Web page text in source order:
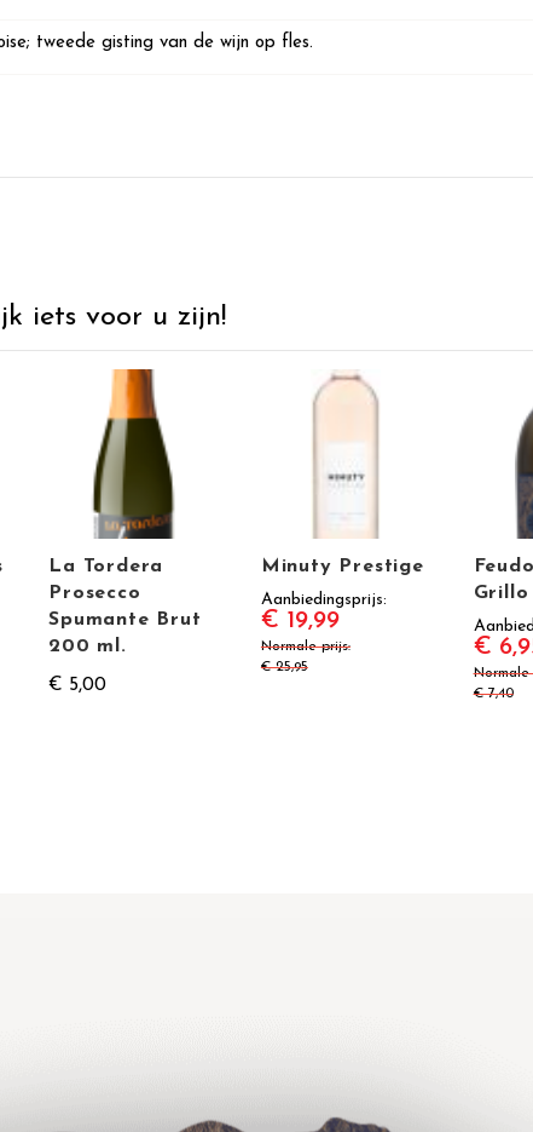
tweede gisting van de wijn op fles.
iets voor u zijn!
La Tordera
Prosecco
Spumante Brut
200 ml.
€ 5,00
Minuty Prestige
Aanbiedingsprijs
€ 19,99
Normale prijs
€ 25,95
Grillo
€
Normale
€ 7,40